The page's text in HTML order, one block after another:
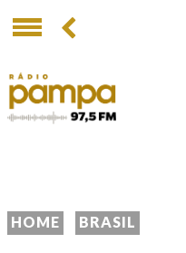
HOME BRASIL